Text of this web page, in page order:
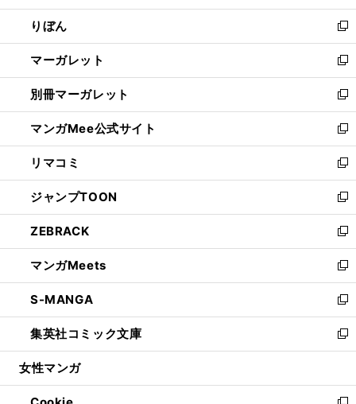
開
く
ウ
で
開
く
ン
ド
ウ
で
開
く
ウ
ィ
ン
ド
ウ
で
開
く
りぼん
新
し
い
ウ
ィ
ン
ド
ウ
で
開
く
マーガレット
新
し
い
ウ
ィ
ン
ド
ウ
で
開
く
別冊マーガレット
新
し
い
ウ
ィ
ン
ド
ウ
で
開
く
マンガMee公式サイト
新
し
い
ウ
ィ
ン
ド
ウ
で
開
く
リマコミ
新
し
い
ウ
ィ
ン
ド
ウ
で
開
く
ジャンプTOON
新
し
い
ウ
ィ
ン
ド
ウ
で
開
ZEBRACK
新
し
い
ウ
ィ
ン
ド
ウ
開
マンガMeets
新
し
い
ウ
ィ
ン
ウ
S-MANGA
新
し
い
ウ
ン
集英社コミック文庫
新
し
ウ
女性マンガ